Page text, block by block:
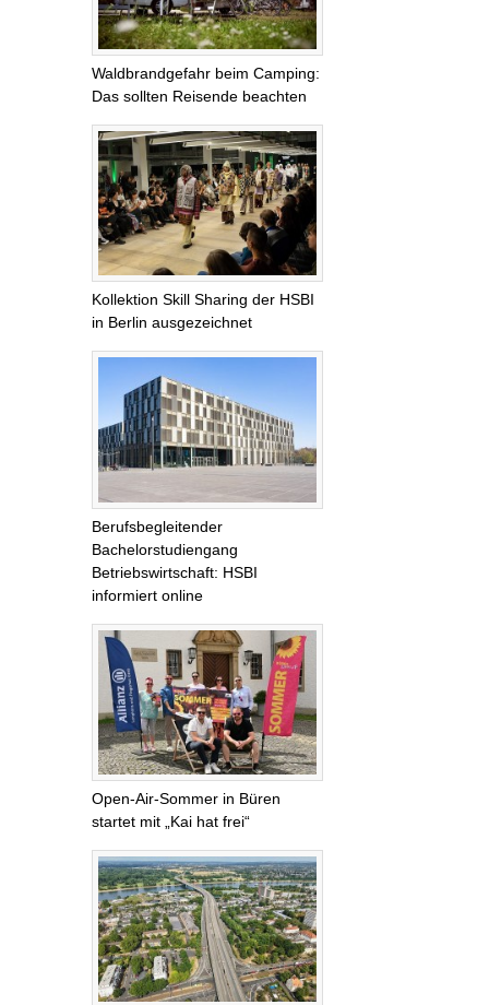
Waldbrandgefahr beim Camping:
Das sollten Reisende beachten
Kollektion Skill Sharing der HSBI
in Berlin ausgezeichnet
Berufsbegleitender
Bachelorstudiengang
Betriebswirtschaft: HSBI
informiert online
Open-Air-Sommer in Büren
startet mit „Kai hat frei“